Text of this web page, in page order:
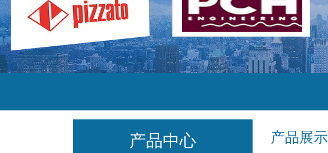
产品展示
产品中心